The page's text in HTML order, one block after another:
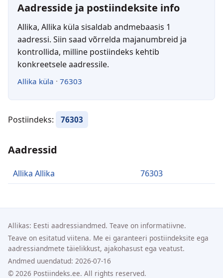
Aadresside ja postiindeksite info
Allika, Allika küla sisaldab andmebaasis 1
aadressi. Siin saad võrrelda majanumbreid ja
kontrollida, milline postiindeks kehtib
konkreetsele aadressile.
Allika küla · 76303
Postiindeks: 76303
Aadressid
Allika Allika 76303
Allikas: Eesti aadressiandmed. Teave on informatiivne.
Teave on esitatud viitena. Me ei garanteeri postiindeksite ega
aadressiandmete täielikkust, ajakohasust ega veatust.
Andmed uuendatud: 2026-07-16
© 2026 Postiindeks.ee. All rights reserved.